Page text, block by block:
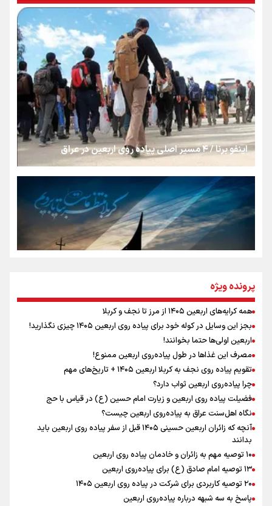
رسانه ملی و حق مردم برای شنیدن صدای رئیس‌جمهوری
روایت ایران از کنار مردم
از طلوع خیابان‌ها تا غروب اشک
جمله‌ای که بغض چهارماهه را شکست؛ «آهای مردم، آقا از
تهران رفتند»
سه حسرتی که به دلم ماند
نگاه تمدنی رهبر شهید به فضای مجازی
رابطه کارگر و کارفرما در اندیشه رهبر شهید: از تضاد به
زوجیت
اینفو برنا / ۴ مسیر اصلی پیاده روی اربعین در عراق
اینفو برنا / توصیه‌هایی طلایی برای پیاده روی اربعین
اینفو برنا / جدول کامل فاصله مرز شلمچه تا شهرهای زیارتی
عراق
پرونده ویژه
همه کرایه‌های اربعین ۱۴۰۵ از مرز تا نجف و کربلا
بجز این وسایل در کوله خود برای پیاده روی اربعین ۱۴۰۵ چیزی نگذارید!
اربعین اولی‌ها حتما بخوانند!
مصرف این غذاها در طول پیاده‌روی اربعین ممنوع!
تقویم پیاده روی نجف به کربلا اربعین ۱۴۰۵ + تاریخ‌های مهم
چرا پیاده‌روی اربعین ثواب دارد؟
فضیلت پیاده روی اربعین و زیارت امام حسین (ع) در قیاس با حج
نگاه اهل‌سنت عراق به پیاده‌روی اربعین چیست؟
آنچه که زائران اربعین حسینی ۱۴۰۵ قبل از سفر پیاده روی اربعین باید
بدانند
۱۰ توصیه مهم به زائران و خادمان پیاده روی اربعین
۱۳ توصیه امام صادق (ع) برای پیاده‌روی اربعین
۲۰ توصیه کاربردی برای شرکت در پیاده روی اربعین ۱۴۰۵
پاسخ به سه‌ شبهه درباره پیاده‌روی اربعین